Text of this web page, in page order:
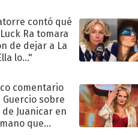
contó qué
Ra tomara
de dejar a La
lo..."
comentario
Guercio sobre
Juanicar en
que